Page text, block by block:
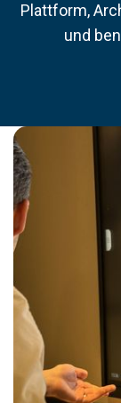
Plattform,
und